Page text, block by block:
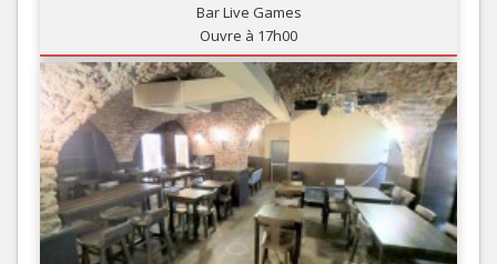
Bar Live Games
Ouvre à 17h00